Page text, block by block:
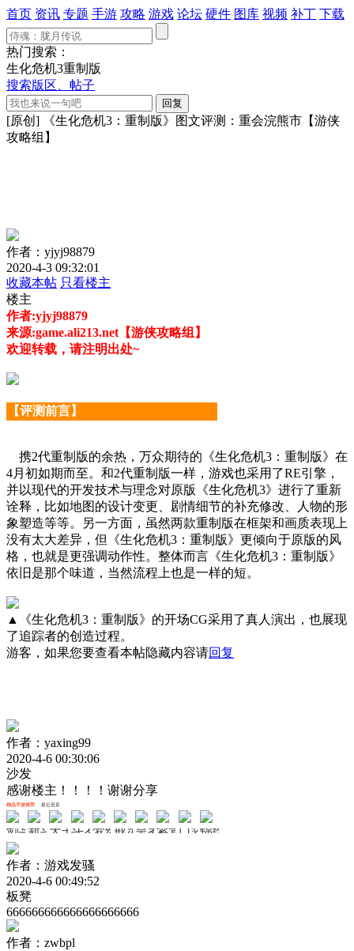
首页 资讯 专题 手游 攻略 游戏 论坛 硬件 图库 视频 补丁 下载
热门搜索：
生化危机3重制版
搜索版区、帖子
[原创] 《生化危机3：重制版》图文评测：重会浣熊市【游侠
攻略组】
作者：yjyj98879
2020-4-3 09:32:01
收藏本帖 只看楼主
楼主
作者:yjyj98879
来源:game.ali213.net【游侠攻略组】
欢迎转载，请注明出处~
【评测前言】
携2代重制版的余热，万众期待的《生化危机3：重制版》在
4月初如期而至。和2代重制版一样，游戏也采用了RE引擎，
并以现代的开发技术与理念对原版《生化危机3》进行了重新
诠释，比如地图的设计变更、剧情细节的补充修改、人物的形
象塑造等等。另一方面，虽然两款重制版在框架和画质表现上
没有太大差异，但《生化危机3：重制版》更倾向于原版的风
格，也就是更强调动作性。整体而言《生化危机3：重制版》
依旧是那个味道，当然流程上也是一样的短。
▲《生化危机3：重制版》的开场CG采用了真人演出，也展现
了追踪者的创造过程。
游客，如果您要查看本帖隐藏内容请回复
作者：yaxing99
2020-4-6 00:30:06
沙发
感谢楼主！！！！谢谢分享
精品手游推荐 最近更新
剑与轮回
新斗罗大陆
天书奇谈
斗罗大陆斗神再临
梦幻无间
戒灵传说
皇者紫青双剑
口袋山海经
锦绣江湖
作者：游戏发骚
2020-4-6 00:49:52
板凳
666666666666666666666
作者：zwbpl